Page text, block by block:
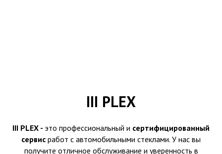
III PLEX
III PLEX - это профессиональный и сертифицированный
сервис работ с автомобильными стеклами. У нас вы
получите отличное обслуживание и уверенность в